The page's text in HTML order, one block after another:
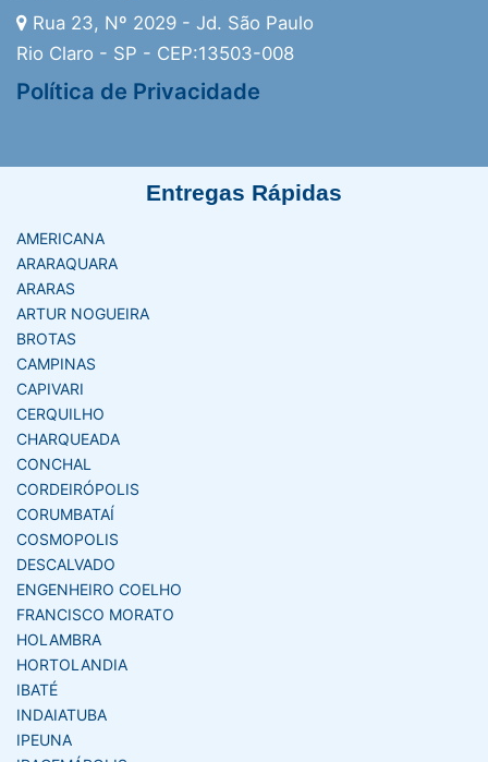
Rua 23, Nº 2029 - Jd. São Paulo
Rio Claro - SP - CEP:13503-008
Política de Privacidade
Entregas Rápidas
AMERICANA
ARARAQUARA
ARARAS
ARTUR NOGUEIRA
BROTAS
CAMPINAS
CAPIVARI
CERQUILHO
CHARQUEADA
CONCHAL
CORDEIRÓPOLIS
CORUMBATAÍ
COSMOPOLIS
DESCALVADO
ENGENHEIRO COELHO
FRANCISCO MORATO
HOLAMBRA
HORTOLANDIA
IBATÉ
INDAIATUBA
IPEUNA